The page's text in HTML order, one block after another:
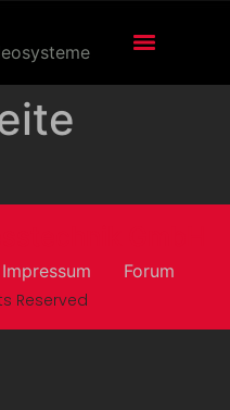
Impressum
Forum
Reserved